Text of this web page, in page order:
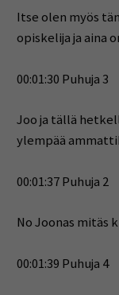
Itse olen myös
opiskelija ja aina
00:01:30 Puhuja 3
Joo ja tällä
ylempää
00:01:37 Puhuja 2
No Joonas mitäs
00:01:39 Puhuja 4